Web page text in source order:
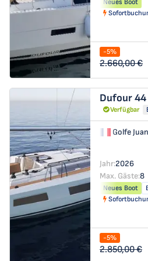
Neues Boot
-5%
2.660,00 €
Dufour 44
Verfügbar
Golfe Juan
Jahr:2026
Max. Gäste:8
Neues Boot
-5%
2.850,00 €